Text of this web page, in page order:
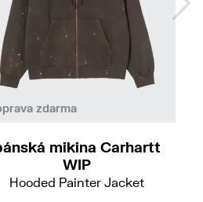
zdarma
L
mikina Carhartt
WIP
Hooded Painter Jacket